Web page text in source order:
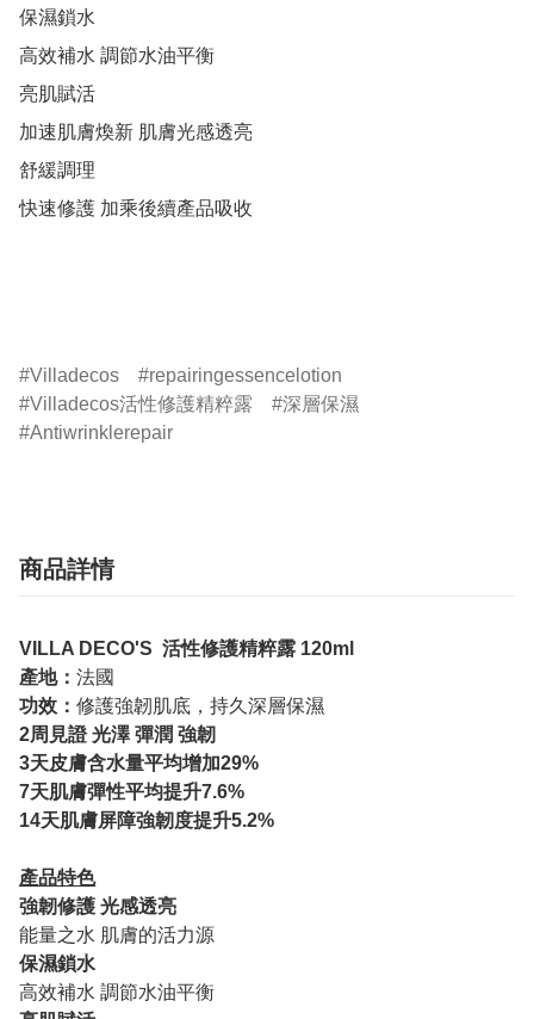
保濕鎖水
高效補水 調節水油平衡
亮肌賦活
加速肌膚煥新 肌膚光感透亮
舒緩調理
快速修護 加乘後續產品吸收
Villadecos
repairingessencelotion
Villadecos活性修護精粹露
深層保濕
Antiwrinklerepair
商品詳情
VILLA DECO'S 活性修護精粹露 120ml
產地： 法國
功效： 修護強韌肌底，持久深層保濕
2周見證 光澤 彈潤 強韌
3天皮膚含水量平均增加29%
7天肌膚彈性平均提升7.6%
14天肌膚屏障強韌度提升5.2%
產品特色
強韌修護 光感透亮
能量之水 肌膚的活力源
保濕鎖水
高效補水 調節水油平衡